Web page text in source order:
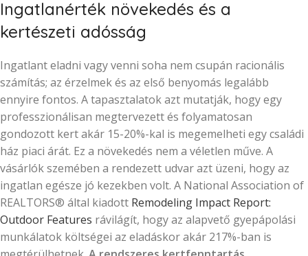
Ingatlanérték növekedés és a
kertészeti adósság
Ingatlant eladni vagy venni soha nem csupán racionális
számítás; az érzelmek és az első benyomás legalább
ennyire fontos. A tapasztalatok azt mutatják, hogy egy
professzionálisan megtervezett és folyamatosan
gondozott kert akár 15-20%-kal is megemelheti egy családi
ház piaci árát. Ez a növekedés nem a véletlen műve. A
vásárlók szemében a rendezett udvar azt üzeni, hogy az
ingatlan egésze jó kezekben volt. A National Association of
REALTORS® által kiadott Remodeling Impact Report:
Outdoor Features rávilágít, hogy az alapvető gyepápolási
munkálatok költségei az eladáskor akár 217%-ban is